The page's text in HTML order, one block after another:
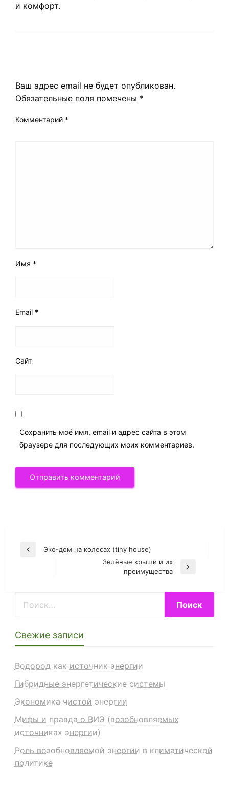
и комфорт.
Ваш адрес email не будет опубликован.
Обязательные поля помечены *
Комментарий *
Имя *
Email *
Сайт
Сохранить моё имя, email и адрес сайта в этом
браузере для последующих моих комментариев.
Навигация
Previous
Эко-дом на колесах (tiny house)
Зелёные крыши и их
преимущества
Свежие записи
Водород как источник энергии
Гибридные энергетические системы
Экономика чистой энергии
Мифы и правда о ВИЭ (возобновляемых
источниках энергии)
Роль возобновляемой энергии в климатической
политике